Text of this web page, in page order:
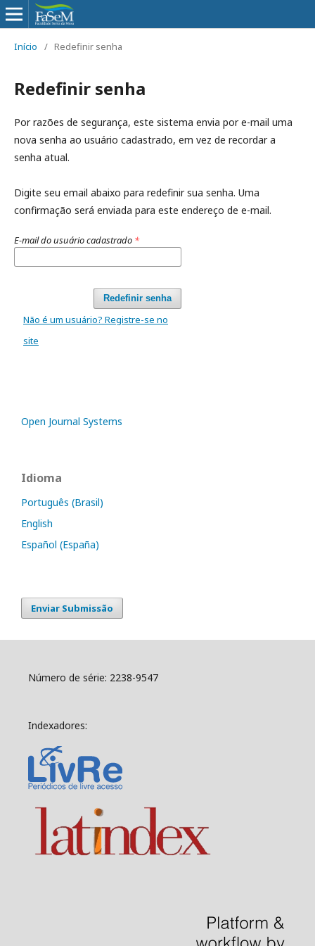
Início / Redefinir senha
Redefinir senha
Por razões de segurança, este sistema envia por e-mail uma
nova senha ao usuário cadastrado, em vez de recordar a
senha atual.
Digite seu email abaixo para redefinir sua senha. Uma
confirmação será enviada para este endereço de e-mail.
E-mail do usuário cadastrado *
Redefinir senha
Não é um usuário? Registre-se no
site
Open Journal Systems
Idioma
Português (Brasil)
English
Español (España)
Enviar Submissão
Número de série: 2238-9547
Indexadores: